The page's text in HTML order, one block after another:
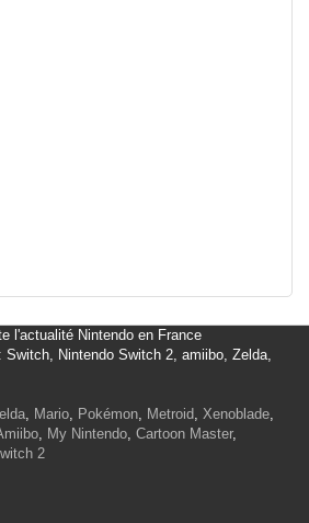
l'actualité Nintendo en France
Switch, Nintendo Switch 2, amiibo, Zelda,
, Mario, Pokémon, Metroid, Xenoblade,
, My Nintendo, Cartoon Master,
2